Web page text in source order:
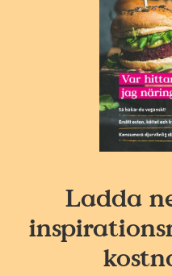
Ladda